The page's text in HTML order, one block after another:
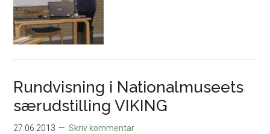
2013
Rundvisning i Nationalmuseets
særudstilling VIKING
27.06.2013 Skriv kommentar